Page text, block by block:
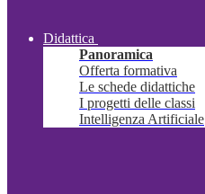
Didattica
Panoramica
Offerta formativa
Le schede didattiche
I progetti delle classi
Intelligenza Artificiale